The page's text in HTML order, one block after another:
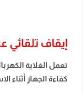
إيقاف تلقائي
تعمل الغلاية
كفاءة الجهاز أثناء